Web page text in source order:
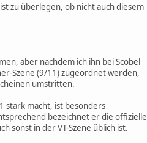
zu überlegen, ob nicht auch diesem
aber nachdem ich ihn bei Scobel
Szene (9/11) zugeordnet werden,
umstritten.
stark macht, ist besonders
bezeichnet er die offizielle
sonst in der VT-Szene üblich ist.